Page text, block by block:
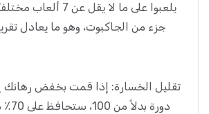
يلعبوا على ما لا يقل
دورة